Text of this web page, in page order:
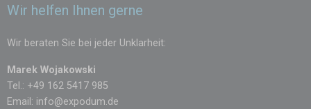
Wir helfen Ihnen gerne
Wir beraten Sie bei jeder Unklarheit:
Marek Wojakowski
Tel.: +49 162 5417 985
Email: info@expodum.de